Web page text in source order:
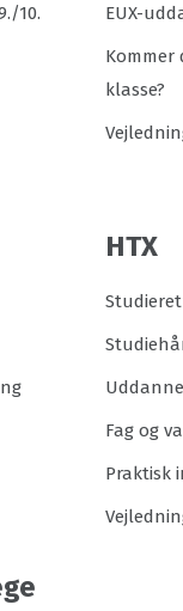
10.
EUX-
Kommer
klasse?
HTX
Fag og
Praktisk